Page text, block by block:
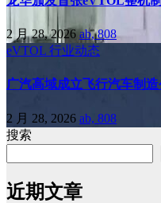
2 月 28, 2026ab, 808
eVTOL 行业动态
广汽高域成立飞行汽车制造
2 月 28, 2026 ab, 808
搜索
近期文章